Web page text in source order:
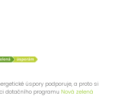
úspory podporuje, a proto si
dotačního programu Nová zelená